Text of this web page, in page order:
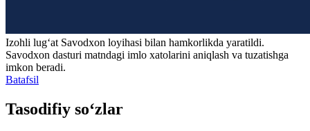
Izohli lugʻat Savodxon loyihasi bilan hamkorlikda yaratildi.
Savodxon dasturi matndagi imlo xatolarini aniqlash va tuzatishga
imkon beradi.
Batafsil
Tasodifiy so‘zlar